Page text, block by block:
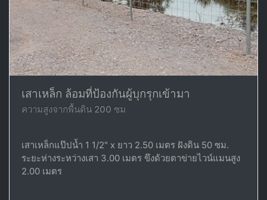
เสาเหล็ก ล้อมที่ป้องกันผู้บุกรุกเข้ามา
ความสูงจากพื้นดิน 200 ซม
เสาเหล็กแป๊ปน้ำ 1 1/2" x ยาว 2.50 เมตร ฝังดิน 50 ซม.
ระยะห่างระหว่างเสา 3.00 เมตร ขึงด้วยตาข่ายไวน์แมนสูง
2.00 เมตร